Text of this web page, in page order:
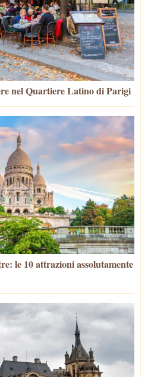
nel Quartiere Latino di Parigi
le 10 attrazioni assolutamente